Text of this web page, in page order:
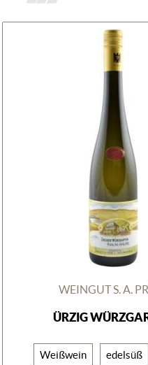
WEINGUT S. A.
ÜRZIG
Weißwein edelsüß